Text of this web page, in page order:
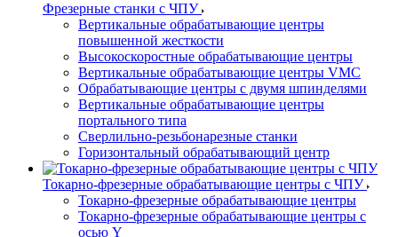
Фрезерные станки с ЧПУ
Вертикальные обрабатывающие центры
повышенной жесткости
Высокоскоростные обрабатывающие центры
Вертикальные обрабатывающие центры VMC
Обрабатывающие центры с двумя шпинделями
Вертикальные обрабатывающие центры
портального типа
Сверлильно-резьбонарезные станки
Горизонтальный обрабатывающий центр
Токарно-фрезерные обрабатывающие центры с ЧПУ
Токарно-фрезерные обрабатывающие центры
Токарно-фрезерные обрабатывающие центры с
осью Y